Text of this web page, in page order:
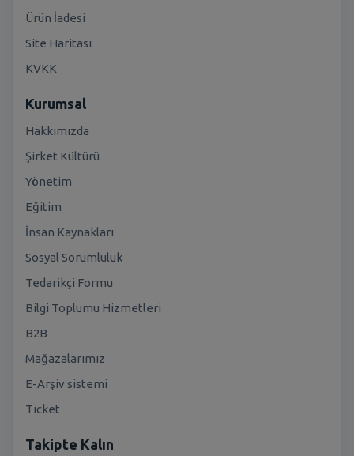
Ürün İadesi
Site Haritası
KVKK
Kurumsal
Hakkımızda
Şirket Kültürü
Yönetim
Eğitim
İnsan Kaynakları
Sosyal Sorumluluk
Tedarikçi Formu
Bilgi Toplumu Hizmetleri
B2B
Mağazalarımız
E-Arşiv sistemi
Ticket
Takipte Kalın